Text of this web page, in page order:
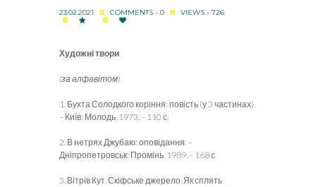
23.02.2021 COMMENTS - 0 VIEWS - 726
Художні твори
(за алфавітом)
1. Бухта Солодкого коріння: повість (у 3 частинах).
– Київ: Молодь, 1973. – 110 с.
2. В нетрях Джубаю: оповідання. –
Дніпропетровськ: Промінь, 1989. – 168 с.
3. Вітрів Кут. Скіфське джерело. Як сплять